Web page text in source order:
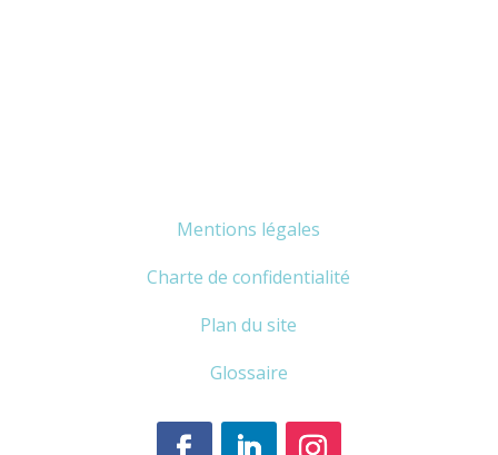
Mentions légales
Charte de confidentialité
Plan du site
Glossaire